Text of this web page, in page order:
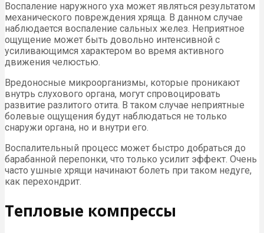
Воспаление наружного уха может являться результатом
механического повреждения хряща. В данном случае
наблюдается воспаление сальных желез. Неприятное
ощущение может быть довольно интенсивной с
усиливающимся характером во время активного
движения челюстью.
Вредоносные микроорганизмы, которые проникают
внутрь слухового органа, могут спровоцировать
развитие разлитого отита. В таком случае неприятные
болевые ощущения будут наблюдаться не только
снаружи органа, но и внутри его.
Воспалительный процесс может быстро добраться до
барабанной перепонки, что только усилит эффект. Очень
часто ушные хрящи начинают болеть при таком недуге,
как перехондрит.
Тепловые компрессы